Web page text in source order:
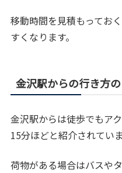
移動時間を見積もってお
すくなります。
金沢駅からの行き方
金沢駅からは徒歩でもア
15分ほどと紹介されていま
荷物がある場合はバスや